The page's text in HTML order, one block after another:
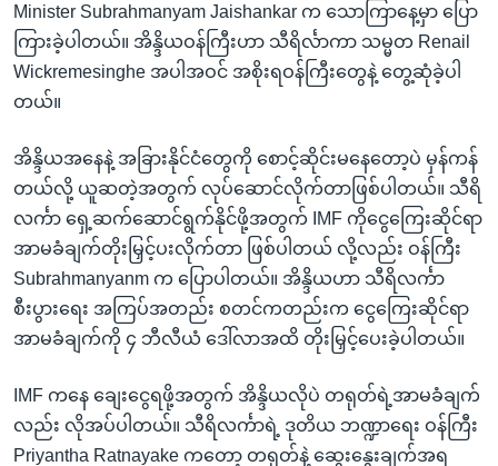
Minister Subrahmanyam Jaishankar က သောကြာနေ့မှာ ပြော
ကြားခဲ့ပါတယ်။ အိန္ဒိယဝန်ကြီးဟာ သီရိင်္လာကာ သမ္မတ Renail
Wickremesinghe အပါအဝင် အစိုးရဝန်ကြီးတွေနဲ့ တွေ့ဆုံခဲ့ပါ
တယ်။
အိန္ဒိယအနေနဲ့ အခြားနိုင်ငံတွေကို စောင့်ဆိုင်းမနေတော့ပဲ မှန်ကန်
တယ်လို့ ယူဆတဲ့အတွက် လုပ်ဆောင်လိုက်တာဖြစ်ပါတယ်။ သီရိ
လင်္ကာ ရှေ့ဆက်ဆောင်ရွက်နိုင်ဖို့အတွက် IMF ကိုငွေကြေးဆိုင်ရာ
အာမခံချက်တိုးမြှင့်ပးလိုက်တာ ဖြစ်ပါတယ် လို့လည်း ဝန်ကြီး
Subrahmanyanm က ပြောပါတယ်။ အိန္ဒိယဟာ သီရိလင်္ကာ
စီးပွားရေး အကြပ်အတည်း စတင်ကတည်းက ငွေကြေးဆိုင်ရာ
အာမခံချက်ကို ၄ ဘီလီယံ ဒေါ်လာအထိ တိုးမြှင့်ပေးခဲ့ပါတယ်။
IMF ကနေ ချေးငွေရဖို့အတွက် အိန္ဒိယလိုပဲ တရုတ်ရဲ့အာမခံချက်
လည်း လိုအပ်ပါတယ်။ သီရိလင်္ကာရဲ့ ဒုတိယ ဘဏ္ဍာရေး ဝန်ကြီး
Priyantha Ratnayake ကတော့ တရုတ်နဲ့ ဆွေးနွေးချက်အရ